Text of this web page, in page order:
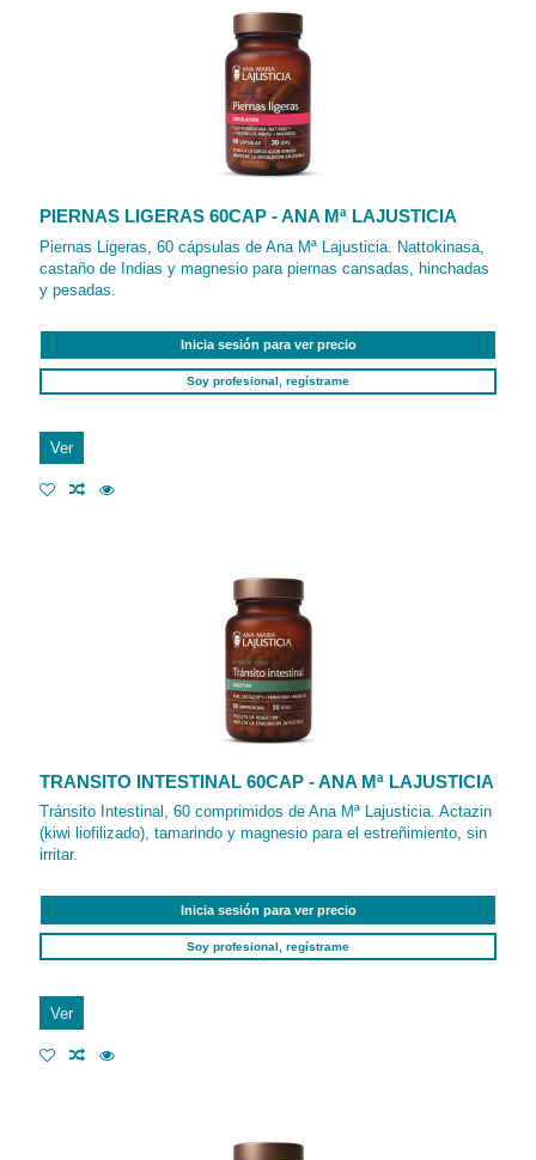
PIERNAS LIGERAS 60CAP - ANA Mª LAJUSTICIA
Piernas Ligeras, 60 cápsulas de Ana Mª Lajusticia. Nattokinasa,
castaño de Indias y magnesio para piernas cansadas, hinchadas
y pesadas.
Inicia sesión para ver precio
Soy profesional, regístrame
Ver
TRANSITO INTESTINAL 60CAP - ANA Mª LAJUSTICIA
Tránsito Intestinal, 60 comprimidos de Ana Mª Lajusticia. Actazin
(kiwi liofilizado), tamarindo y magnesio para el estreñimiento, sin
irritar.
Inicia sesión para ver precio
Soy profesional, regístrame
Ver